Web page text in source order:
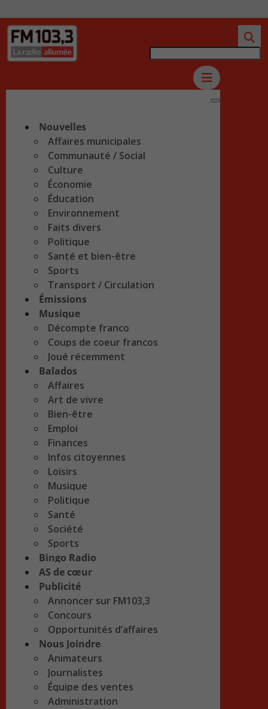
Nouvelles
Affaires municipales
Communauté / Social
Culture
Économie
Éducation
Environnement
Faits divers
Politique
Santé et bien-être
Sports
Transport / Circulation
Émissions
Musique
Décompte franco
Coups de coeur francos
Joué récemment
Balados
Affaires
Art de vivre
Bien-être
Emploi
Finances
Infos citoyennes
Loisirs
Musique
Politique
Santé
Société
Sports
Bingo Radio
AS de cœur
Publicité
Annoncer sur FM103,3
Concours
Opportunités d’affaires
Nous Joindre
Animateurs
Journalistes
Équipe des ventes
Administration